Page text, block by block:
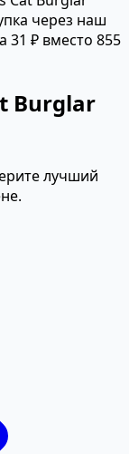
через наш
31 ₽ вместо 855
Burglar
лучший